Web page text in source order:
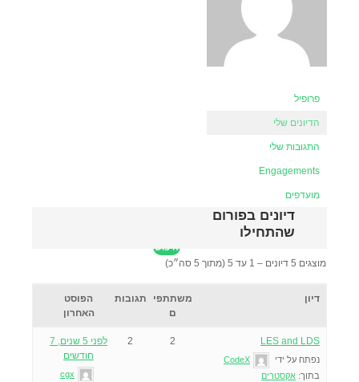
פרופיל
הדיונים שלי
התגובות שלי
Engagements
מועדפים
דיונים בפורום
שהתחילו
מוצגים 5 דיונים – 1 עד 5 (מתוך 5 סה״כ)
דיון
משתתפי
ם
תגובות
הפוסט
האחרון
LES and LDS
נפתח על ידי
CodeX
בתוך: אקסטרים
2
2
לפני 5 שנים, 7
חודשים
cgx